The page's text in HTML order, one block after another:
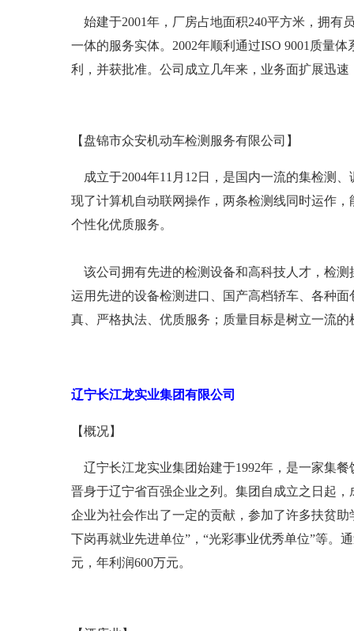
始建于2001年，厂房占地面积240平方米，拥有
一体的服务实体。2002年顺利通过ISO 9001质量
利，并获批准。公司成立几年来，业务面扩展迅
【盘锦市众安机动车检测服务有限公司】
成立于2004年11月12日，是国内一流的集检测
现了计算机自动联网操作，两条检测线同时运作
个性化优质服务。
该公司拥有先进的检测设备和高科技人才，检测
运用先进的设备检测进口、国产高档轿车、各种
真、严格执法、优质服务；质量目标是树立一流
辽宁长江龙实业集团有限公司
【概况】
辽宁长江龙实业集团始建于1992年，是一家集
晋身于辽宁省百强企业之列。集团自成立之日起
企业为社会作出了一定的贡献，参加了许多扶贫
下岗再就业先进单位”，“光彩事业优秀单位”等。
元，年利润600万元。